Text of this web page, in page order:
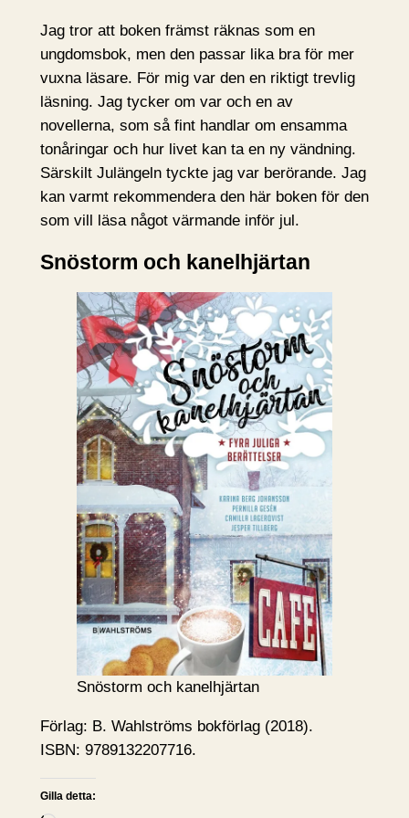
Jag tror att boken främst räknas som en
ungdomsbok, men den passar lika bra för mer
vuxna läsare. För mig var den en riktigt trevlig
läsning. Jag tycker om var och en av
novellerna, som så fint handlar om ensamma
tonåringar och hur livet kan ta en ny vändning.
Särskilt Julängeln tyckte jag var berörande. Jag
kan varmt rekommendera den här boken för den
som vill läsa något värmande inför jul.
Snöstorm och kanelhjärtan
Snöstorm och kanelhjärtan
Förlag: B. Wahlströms bokförlag (2018).
ISBN: 9789132207716.
Gilla detta: